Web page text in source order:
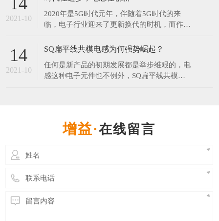
年和2077年。对此网友调侃：连国庆和中秋都
在一起了，而我还是单身。​中秋节每年固定在
农历的八月十五，但它在阳历中的日期却非常
2021-10
2020年是5G时代元年，伴随着5G时代的来
临，电子行业迎来了更新换代的时机，而作为
器，在新的时代将会有更大的发展空间。 伴
领域，电感行业会走向一个更大的发展空间。
无论科技进步的有多快，电子产品更新的再
14
2021-10
SQ扁平线共模电感为何强势崛起？
任何是新产品的初期发展都是举步维艰的，电
感这种电子元件也不例外，SQ扁平线共模电
是发展至今SQ共模电感已经开始受到各行业
在线留言